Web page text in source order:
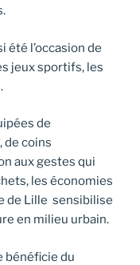
été l’occasion de
jeux sportifs, les
de
de coins
aux gestes qui
les économies
de Lille sensibilise
en milieu urbain.
bénéficie du